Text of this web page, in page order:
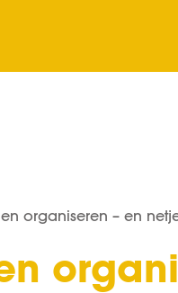
organiseren – en